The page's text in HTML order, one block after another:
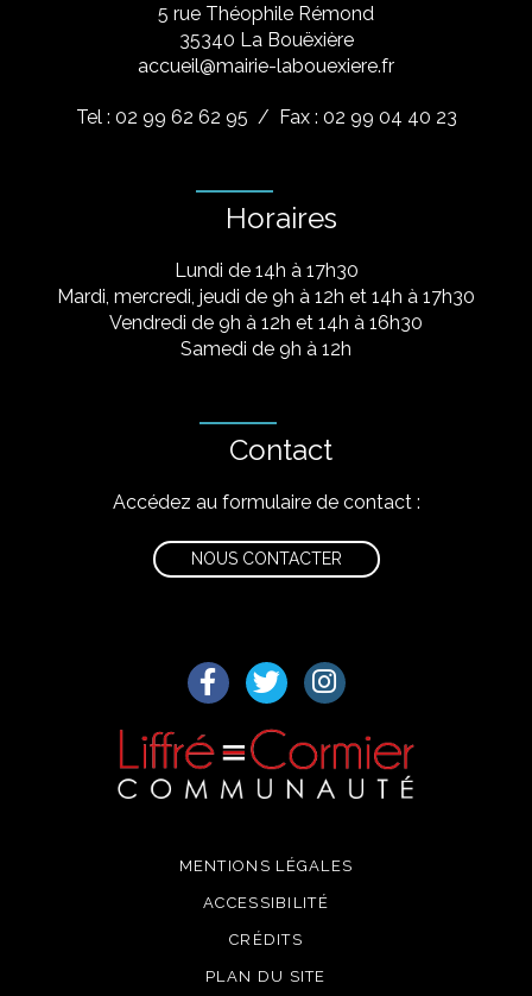
5 rue Théophile Rémond
​35340 La Bouëxière
accueil@mairie-labouexiere.fr
Tel : 02 99 62 62 95 / Fax : 02 99 04 40 23
Horaires
Lundi de 14h à 17h30
Mardi, mercredi, jeudi de 9h à 12h et 14h à 17h30
Vendredi de 9h à 12h et 14h à 16h30
Samedi de 9h à 12h
Contact
Accédez au formulaire de contact :
NOUS CONTACTER
Lien vers le compte Facebook
Lien vers le compte Twitter
Lien vers le compte
MENTIONS LÉGALES
ACCESSIBILITÉ
CRÉDITS
PLAN DU SITE